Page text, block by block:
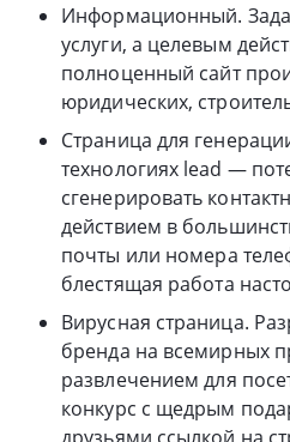
Информационный.
услуги, а целевым
полноценный сайт
юридических,
Страница для
технологиях lead —
сгенерировать
действием в
почты или номера
блестящая работа
Вирусная страница.
бренда на всемирных
развлечением для
конкурс с щедрым
друзьями ссылкой на